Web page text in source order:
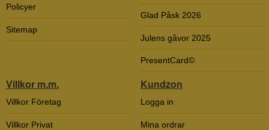
Policyer
Sitemap
Glad Påsk 2026
Julens gåvor 2025
PresentCard©
Villkor m.m.
Villkor Företag
Villkor Privat
Kundzon
Logga in
Mina ordrar